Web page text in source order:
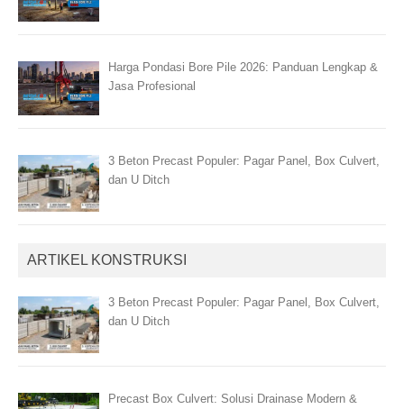
Harga Pondasi Bore Pile 2026: Panduan Lengkap &
Jasa Profesional
3 Beton Precast Populer: Pagar Panel, Box Culvert,
dan U Ditch
ARTIKEL KONSTRUKSI
3 Beton Precast Populer: Pagar Panel, Box Culvert,
dan U Ditch
Precast Box Culvert: Solusi Drainase Modern &